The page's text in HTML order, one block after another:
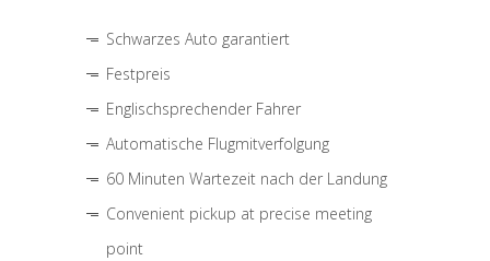
Schwarzes Auto garantiert
Festpreis
Englischsprechender Fahrer
Automatische Flugmitverfolgung
60 Minuten Wartezeit nach der Landung
Convenient pickup at precise meeting
point